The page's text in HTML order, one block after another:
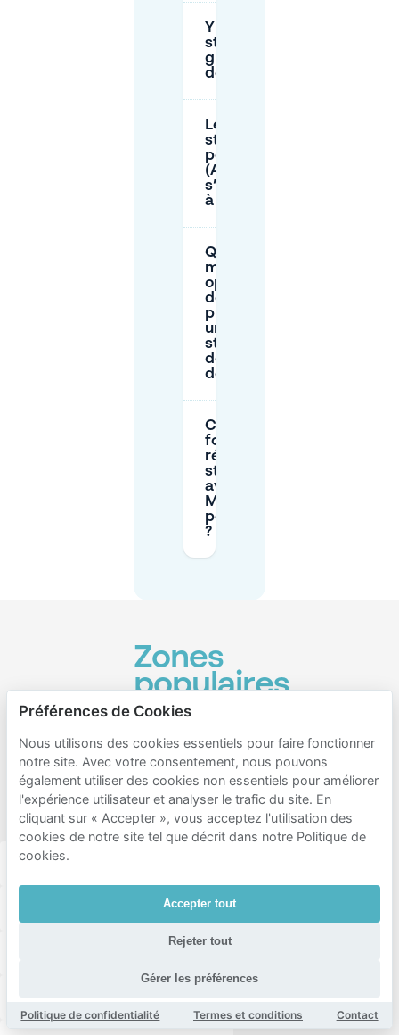
Y a-t-il un
stationnement
gratuit près
de Hohentor ?
Les règles de
stationnement
pour résidents
(Anwohnerparken)
s’appliquent-elles
à Hohentor ?
Quelle est la
meilleure
option pour
des séjours
prolongés ou
un
stationnement
de nuit près
de Hohentor ?
Comment
fonctionne la
réservation de
stationnement
avec
Mobypark
pour Hohentor
?
Zones
populaires
pour le
stationnement
à
proximité
d’Hohentor
Bremen-süd
Alte Neustadt
Neustadt
Préférences de Cookies
Nous utilisons des cookies essentiels pour faire fonctionner
notre site. Avec votre consentement, nous pouvons
également utiliser des cookies non essentiels pour améliorer
l'expérience utilisateur et analyser le trafic du site. En
cliquant sur « Accepter », vous acceptez l'utilisation des
cookies de notre site tel que décrit dans notre Politique de
cookies.
Accepter tout
Rejeter tout
Gérer les préférences
Politique de confidentialité Termes et conditions Contact